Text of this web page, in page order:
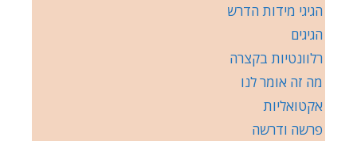
הגיגי מידות הדרש
הגיגים
רלוונטיות בקצרה
מה זה אומר לנו
אקטואליות
פרשה ודרשה